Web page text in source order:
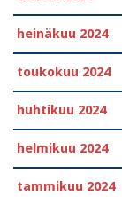
heinäkuu 2024
toukokuu 2024
huhtikuu 2024
helmikuu 2024
tammikuu 2024